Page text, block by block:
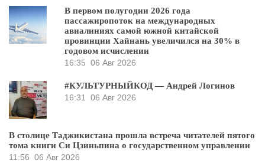
В первом полугодии 2026 года
пассажиропоток на международных
авиалиниях самой южной китайской
провинции Хайнань увеличился на 30% в
годовом исчислении
16:35 06 Авг 2026
#КУЛЬТУРНЫЙКОД — Андрей Логинов
16:31
06 Авг 2026
В столице Таджикистана прошла встреча читателей пятого
тома книги Си Цзиньпина о государственном управлении
11:56 06 Авг 2026